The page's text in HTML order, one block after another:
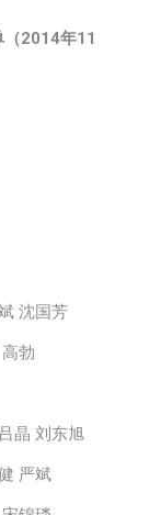
（2014年11
沈国芳
勃
晶 刘东旭
严斌